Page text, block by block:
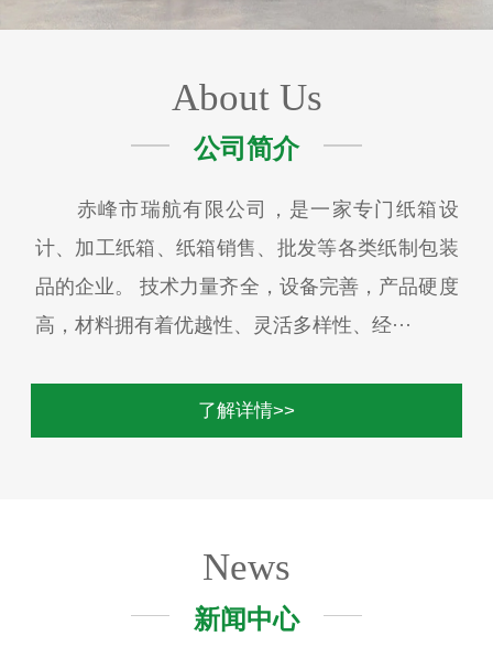
About Us
公司简介
赤峰市瑞航有限公司，是一家专门纸箱设
计、加工纸箱、纸箱销售、批发等各类纸制包装
品的企业。 技术力量齐全，设备完善，产品硬度
高，材料拥有着优越性、灵活多样性、经···
了解详情>>
News
新闻中心